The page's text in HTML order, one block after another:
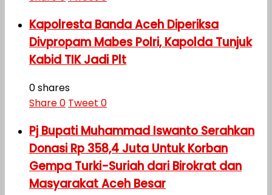
Kapolresta Banda Aceh Diperiksa
Divpropam Mabes Polri, Kapolda Tunjuk
Kabid TIK Jadi Plt
0 shares
Share0 Tweet 0
Pj Bupati Muhammad Iswanto Serahkan
Donasi Rp 358,4 Juta Untuk Korban
Gempa Turki-Suriah dari Birokrat dan
Masyarakat Aceh Besar